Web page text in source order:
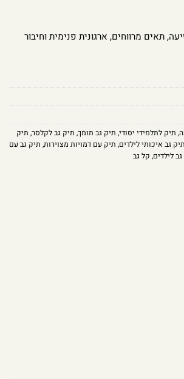
זיעה, תאים מרווחים, ארגונית פנימית וחיבור
, תיק לתלמידי יסודי, תיק גב תומך, תיק גב לקלסר, תיק
תיק גב איכותי לילדים, תיק עם דמויות מצוירות, תיק גב עם
לילדים, קל גב